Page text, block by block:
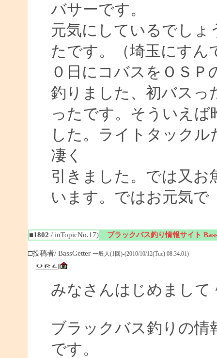
バサーです。
元気にしているでしょ
たです。（埼玉にすん
０日にコバスをＯＳ
釣りました、初バスっ
ったです。そういえ
した。ライトタック
凄く
引きました。では又お
います。ではお元気で
■1802 / inTopicNo.17) ブラックバス釣り情報サイト
□投稿者/ BassGetter 一般人(1回)-(2010/10/12(Tue) 08:34:01)
みなさんはじめまして
ブラックバス釣りの情
です。